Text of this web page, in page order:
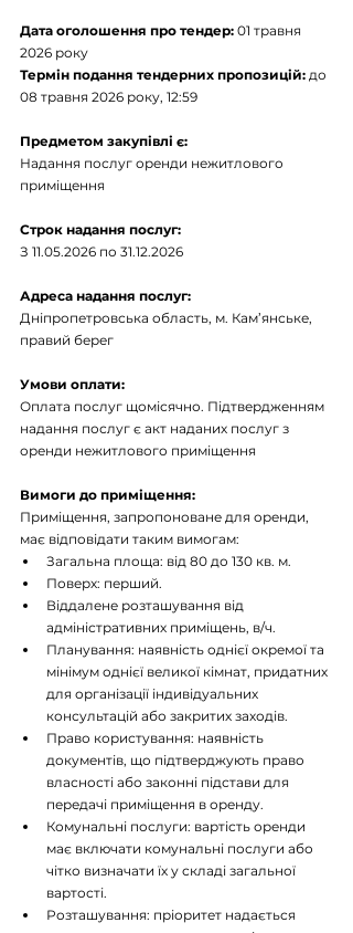
Дата оголошення про тендер: 01 травня
2026 року
Термін подання тендерних пропозицій: до
08 травня 2026 року, 12:59
Предметом закупівлі є:
Надання послуг оренди нежитлового
приміщення
Строк надання послуг:
З 11.05.2026 по 31.12.2026
Адреса надання послуг:
Дніпропетровська область, м. Кам’янське,
правий берег
Умови оплати:
Оплата послуг щомісячно. Підтвердженням
надання послуг є акт наданих послуг з
оренди нежитлового приміщення
Вимоги до приміщення:
Приміщення, запропоноване для оренди,
має відповідати таким вимогам:
Загальна площа: від 80 до 130 кв. м.
Поверх: перший.
Віддалене розташування від
адміністративних приміщень, в/ч.
Планування: наявність однієї окремої та
мінімум однієї великої кімнат, придатних
для організації індивідуальних
консультацій або закритих заходів.
Право користування: наявність
документів, що підтверджують право
власності або законні підстави для
передачі приміщення в оренду.
Комунальні послуги: вартість оренди
має включати комунальні послуги або
чітко визначати їх у складі загальної
вартості.
Розташування: пріоритет надається